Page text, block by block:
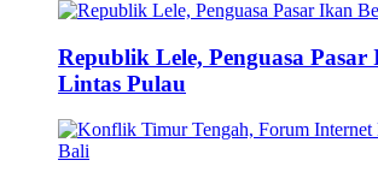
Republik Lele, Penguasa
Lintas Pulau